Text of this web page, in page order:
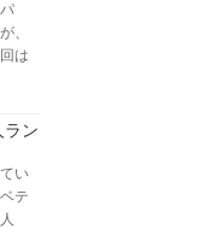
、
は
ラン
い
テ